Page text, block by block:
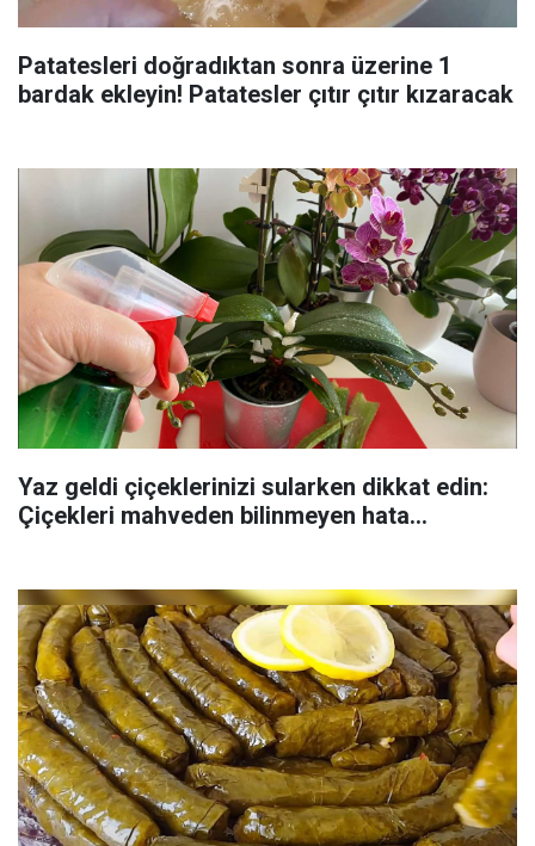
Patatesleri doğradıktan sonra üzerine 1
bardak ekleyin! Patatesler çıtır çıtır kızaracak
Yaz geldi çiçeklerinizi sularken dikkat edin:
Çiçekleri mahveden bilinmeyen hata...